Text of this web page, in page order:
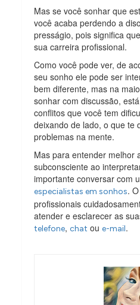
Mas se você sonhar que
você acaba perdendo a
presságio, pois significa
sua carreira profissional.
Como você pode ver, de
seu sonho ele pode ser
bem diferente, mas na
sonhar com discussão,
conflitos que você tem
deixando de lado, o que te
problemas na mente.
Mas para entender melhor
subconsciente ao
importante conversar com
especialistas em sonhos.
profissionais
atender e esclarecer as
telefone,chat oue-mail.